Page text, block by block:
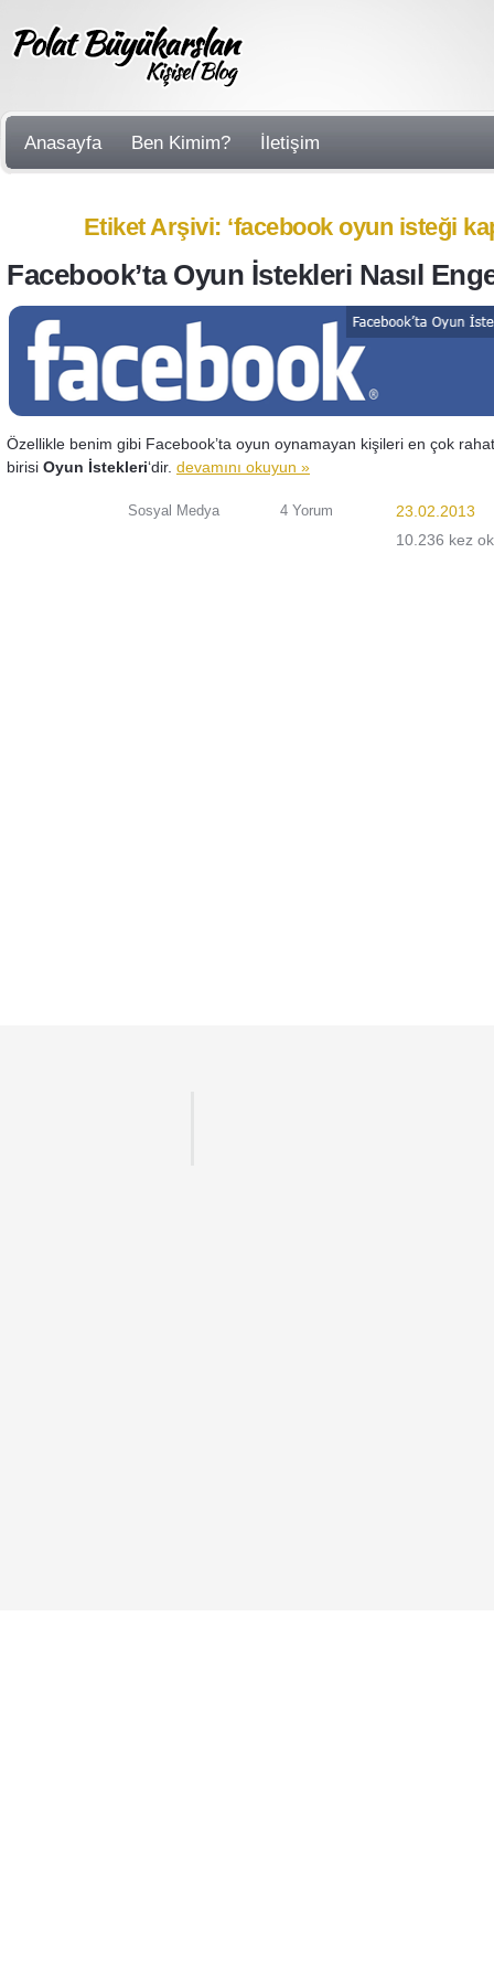
Anasayfa Ben Kimim? İletişim
Etiket Arşivi: ‘facebook oyun isteği
Facebook’ta Oyun İstekleri Nasıl
Özellikle benim gibi Facebook’ta oyun oynamayan kişileri en çok
birisi Oyun İstekleri‘dir. devamını okuyun »
Sosyal Medya 4 Yorum
23.02.2013
10.236 kez